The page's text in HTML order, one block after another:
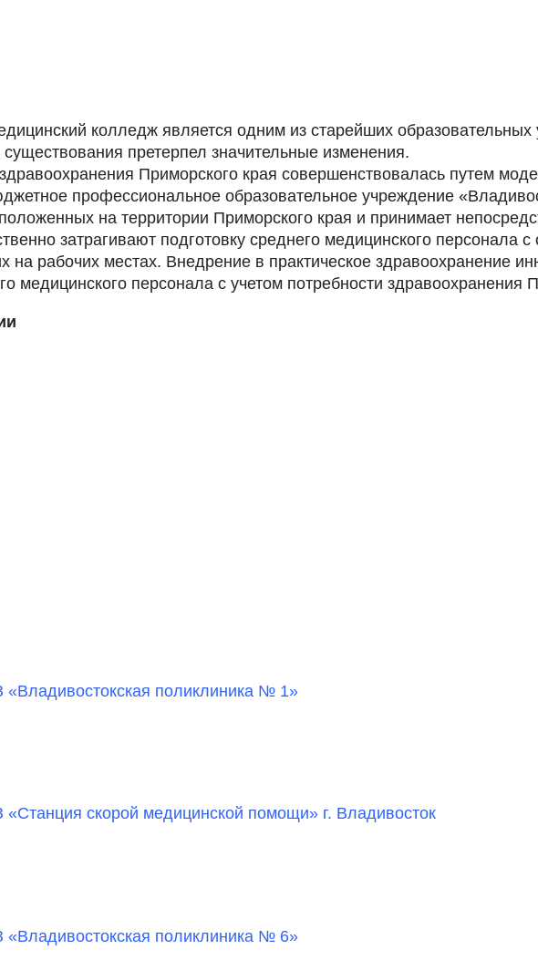
колледж является одним из старейших
претерпел значительные изменения.
Приморского края совершенствовалась путем
профессиональное образовательное учреждение
на территории Приморского края и принимает
затрагивают подготовку среднего медицинского
на рабочих местах. Внедрение в практическое здравоохранение
медицинского персонала с учетом потребности здравоохранения
«Владивостокская поликлиника № 1»
«Станция скорой медицинской помощи» г. Владивосток
«Владивостокская поликлиника № 6»